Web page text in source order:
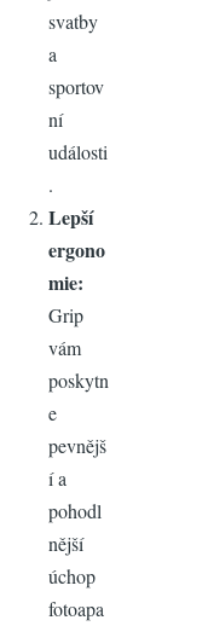
svatby
a
sportov
ní
události
.
Lepší
ergono
mie:
Grip
vám
poskytn
e
pevnějš
í a
pohodl
nější
úchop
fotoapa